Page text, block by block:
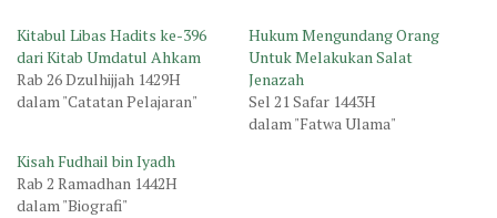
Kitabul Libas Hadits ke-396
dari Kitab Umdatul Ahkam
Rab 26 Dzulhijjah 1429H
dalam "Catatan Pelajaran"
Hukum Mengundang Orang
Untuk Melakukan Salat
Jenazah
Sel 21 Safar 1443H
dalam "Fatwa Ulama"
Kisah Fudhail bin Iyadh
Rab 2 Ramadhan 1442H
dalam "Biografi"